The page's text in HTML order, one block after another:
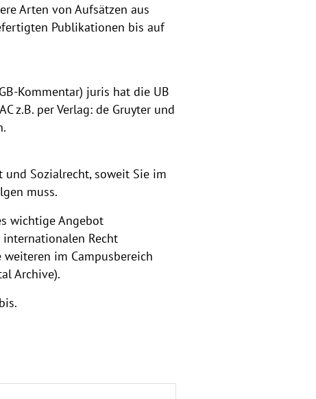
Arten von Aufsätzen aus
Publikationen bis auf
Kommentar) juris hat die UB
z.B. per Verlag: de Gruyter und
und Sozialrecht, soweit Sie im
muss.
wichtige Angebot
Recht
im Campusbereich
Archive).